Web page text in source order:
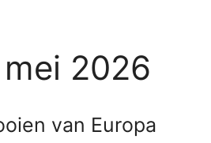
2026
van Europa